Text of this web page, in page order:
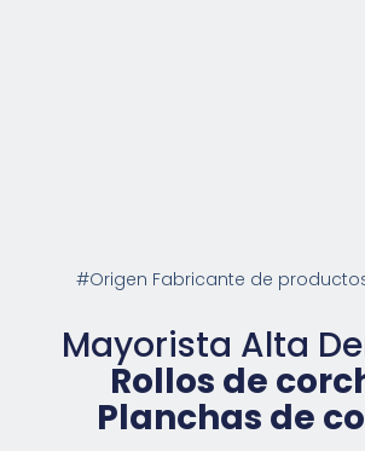
#Origen Fabricante de
Mayorista Alta
Rollos de
Planchas de